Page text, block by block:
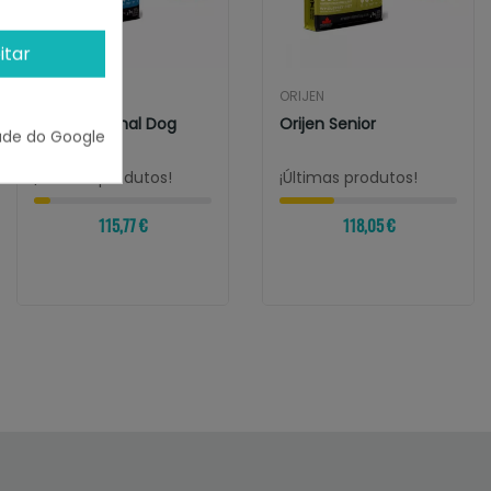
Orijen Original Dog
¡Últimas produtos!
115,77 €
ORIJEN
Orijen Senior
¡Últimas produtos!
118,05 €
do Google